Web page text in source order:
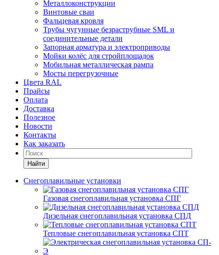
Металлоконструкции
Винтовые сваи
Фальцевая кровля
Трубы чугунные безраструбные SML и
соединительные детали
Запорная арматура и электроприводы
Мойки колёс для стройплощадок
Мобильная металлическая рампа
Мосты перегрузочные
Цвета RAL
Прайсы
Оплата
Доставка
Полезное
Новости
Контакты
Как заказать
Найти
Снегоплавильные установки
Газовая снегоплавильная установка СПГ
Дизельная снегоплавильная установка СПД
Тепловые снегоплавильная установка СПТ